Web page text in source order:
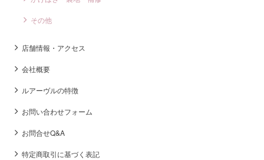
その他
店舗情報・アクセス
会社概要
ルアーヴルの特徴
お問い合わせフォーム
お問合せQ&A
特定商取引に基づく表記